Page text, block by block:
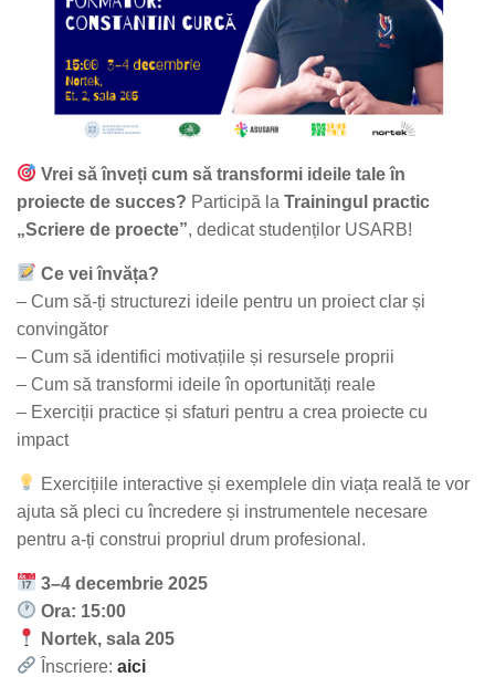
Vrei să înveți cum să transformi ideile tale în
proiecte de succes? Participă la Trainingul practic
„Scriere de proecte”, dedicat studenților USARB!
Ce vei învăța?
– Cum să-ți structurezi ideile pentru un proiect clar și
convingător
– Cum să identifici motivațiile și resursele proprii
– Cum să transformi ideile în oportunități reale
– Exerciții practice și sfaturi pentru a crea proiecte cu
impact
Exercițiile interactive și exemplele din viața reală te vor
ajuta să pleci cu încredere și instrumentele necesare
pentru a-ți construi propriul drum profesional.
3–4 decembrie 2025
Ora: 15:00
Nortek, sala 205
Înscriere:aici